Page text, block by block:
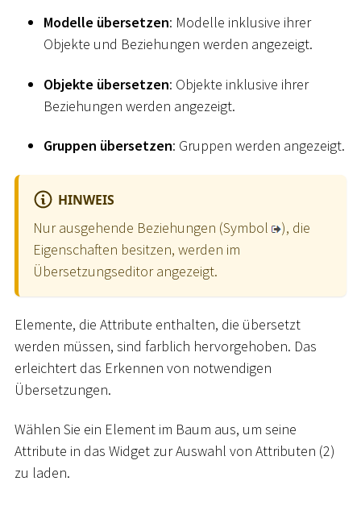
Modelle übersetzen: Modelle inklusive ihrer
Objekte und Beziehungen werden angezeigt.
Objekte übersetzen: Objekte inklusive ihrer
Beziehungen werden angezeigt.
Gruppen übersetzen: Gruppen werden angezeigt.
HINWEIS
Nur ausgehende Beziehungen (Symbol
), die
Eigenschaften besitzen, werden im
Übersetzungseditor angezeigt.
Elemente, die Attribute enthalten, die übersetzt
werden müssen, sind farblich hervorgehoben. Das
erleichtert das Erkennen von notwendigen
Übersetzungen.
Wählen Sie ein Element im Baum aus, um seine
Attribute in das Widget zur Auswahl von Attributen (2)
zu laden.